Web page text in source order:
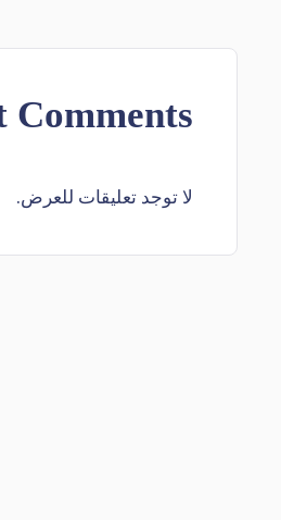
Comments
لا توجد تعليقات للعرض.